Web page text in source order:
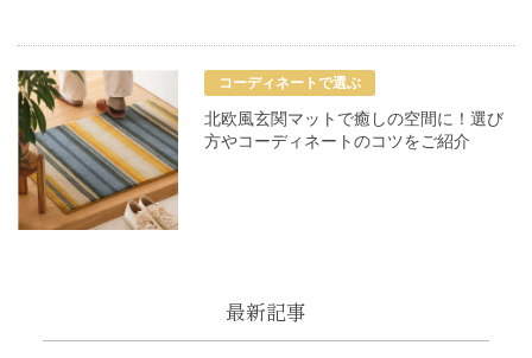
コーディネートで選ぶ
北欧風玄関マットで癒しの空間に！選び
方やコーディネートのコツをご紹介
最新記事